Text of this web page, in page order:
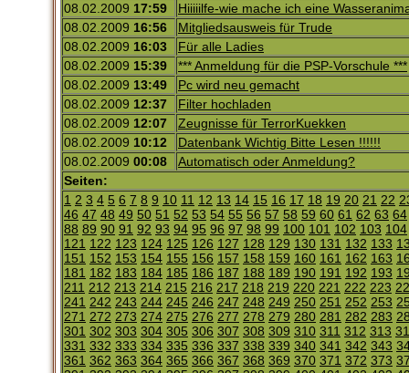
08.02.2009 17:59
Hiiiiilfe-wie mache ich eine
08.02.2009 16:56
Mitgliedsausweis für Trude
08.02.2009 16:03
Für alle Ladies
08.02.2009 15:39
*** Anmeldung für die PSP-Vorschule ***
08.02.2009 13:49
Pc wird neu gemacht
08.02.2009 12:37
Filter hochladen
08.02.2009 12:07
Zeugnisse für TerrorKuekken
08.02.2009 10:12
Datenbank Wichtig Bitte Lesen !!!!!!
08.02.2009 00:08
Automatisch oder Anmeldung?
Seiten:
1 2 3 4 5 6 7 8 9 10 11 12 13 14 15 16 17 18 19 20 21 22
46 47 48 49 50 51 52 53 54 55 56 57 58 59 60 61 62 63 64
88 89 90 91 92 93 94 95 96 97 98 99 100 101 102 103 104
121 122 123 124 125 126 127 128 129 130 131 132 133
151 152 153 154 155 156 157 158 159 160 161 162 163
181 182 183 184 185 186 187 188 189 190 191 192 193
211 212 213 214 215 216 217 218 219 220 221 222 223
241 242 243 244 245 246 247 248 249 250 251 252 253
271 272 273 274 275 276 277 278 279 280 281 282 283
301 302 303 304 305 306 307 308 309 310 311 312 313
331 332 333 334 335 336 337 338 339 340 341 342 343
361 362 363 364 365 366 367 368 369 370 371 372 373